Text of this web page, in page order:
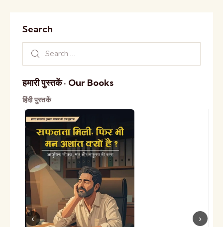
Search
हमारी पुस्तकें · Our Books
हिंदी पुस्तकें